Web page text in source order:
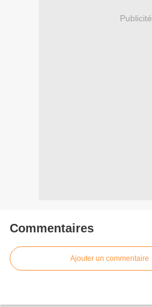
Publicité
Commentaires
Ajouter un commentaire